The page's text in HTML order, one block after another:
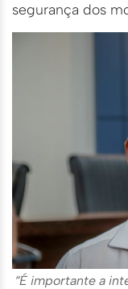
segurança dos
“É importante a